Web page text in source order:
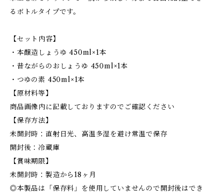
るボトルタイプです。
【セット内容】
・本醸造しょうゆ 450ml×1本
・昔ながらのおしょうゆ 450ml×1本
・つゆの素 450ml×1本
【原材料等】
商品画像内に記載しておりますのでご確認ください
【保存方法】
未開封時：直射日光、高温多湿を避け常温で保存
開封後：冷蔵庫
【賞味期限】
未開封時：製造から18ヶ月
◎本製品は「保存料」を使用していませんので開封後はでき